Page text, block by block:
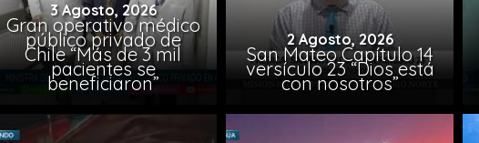
3 Agosto, 2026
Gran operativo médico
público privado de
Chile “Más de 3 mil
pacientes se
beneficiaron”
2 Agosto, 2026
San Mateo Capítulo 14
versículo 23 “Dios está
con nosotros”